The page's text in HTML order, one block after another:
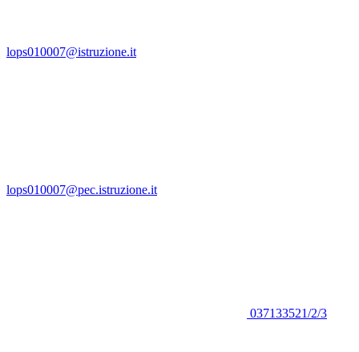
lops010007@istruzione.it
lops010007@pec.istruzione.it
037133521/2/3